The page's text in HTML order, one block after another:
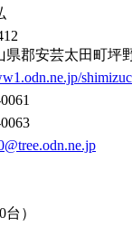
県郡安芸太田町坪
）